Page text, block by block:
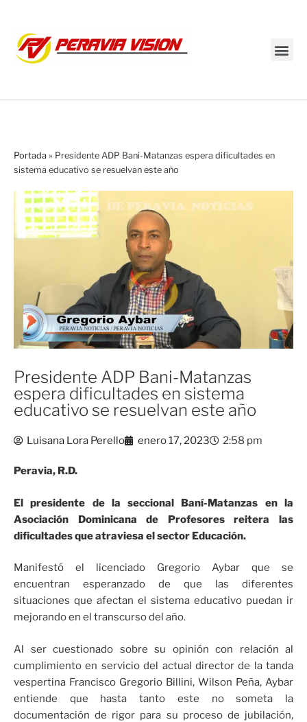
Portada » Presidente ADP Bani-Matanzas espera dificultades en
sistema educativo se resuelvan este año
Presidente ADP Bani-Matanzas
espera dificultades en sistema
educativo se resuelvan este año
Luisana Lora Perello enero 17, 2023 2:58 pm
Peravia, R.D.
El presidente de la seccional Baní-Matanzas en la
Asociación Dominicana de Profesores reitera las
dificultades que atraviesa el sector Educación.
Manifestó el licenciado Gregorio Aybar que se
encuentran esperanzado de que las diferentes
situaciones que afectan el sistema educativo puedan ir
mejorando en el transcurso del año.
Al ser cuestionado sobre su opinión con relación al
cumplimiento en servicio del actual director de la tanda
vespertina Francisco Gregorio Billini, Wilson Peña, Aybar
entiende que hasta tanto este no someta la
documentación de rigor para su proceso de jubilación,